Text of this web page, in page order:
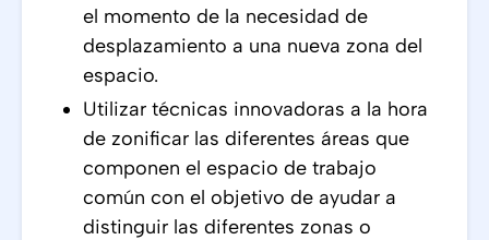
el momento de la necesidad de
desplazamiento a una nueva zona del
espacio.
Utilizar técnicas innovadoras a la hora
de zonificar las diferentes áreas que
componen el espacio de trabajo
común con el objetivo de ayudar a
distinguir las diferentes zonas o